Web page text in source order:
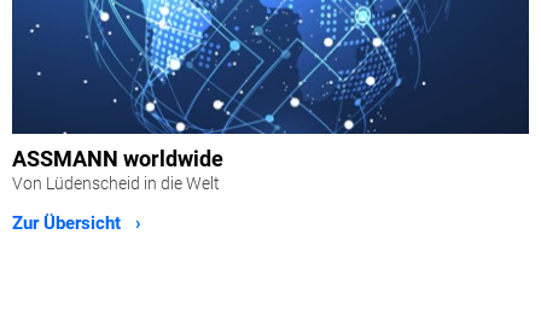
ASSMANN worldwide
Von Lüdenscheid in die Welt
Zur Übersicht ›